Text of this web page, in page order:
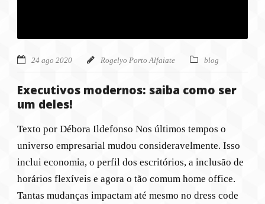
24 ago 2020 Rogelyo Porto Alfaiate blog
Executivos modernos: saiba como ser
um deles!
Texto por Débora Ildefonso Nos últimos tempos o
universo empresarial mudou consideravelmente. Isso
inclui economia, o perfil dos escritórios, a inclusão de
horários flexíveis e agora o tão comum home office.
Tantas mudanças impactam até mesmo no dress code